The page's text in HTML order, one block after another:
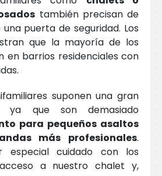
también precisan de
puerta de seguridad. Los
que la mayoría de los
en barrios residenciales con
suponen una gran
ya que son demasiado
para pequeños asaltos
más profesionales.
especial cuidado con los
a nuestro chalet y,